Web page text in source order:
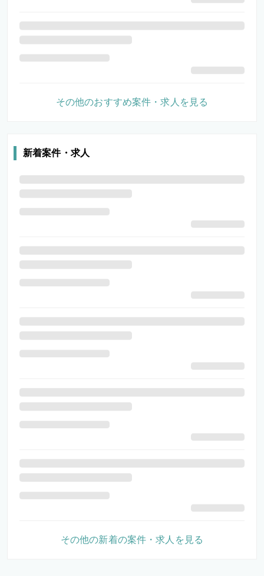
その他のおすすめ案件・求人を見る
新着案件・求人
その他の新着の案件・求人を見る